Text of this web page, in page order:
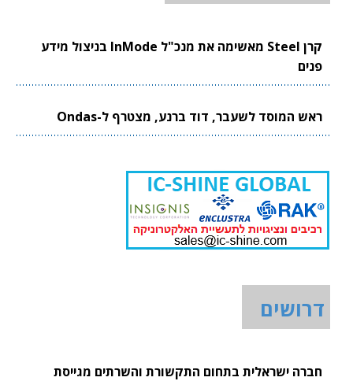
קרן Steel מאשימה את מנכ"ל InMode בניצול מידע
פנים
ראש המוסד לשעבר, דוד ברנע, מצטרף ל-Ondas
דרושים
חברה ישראלית בתחום התקשורת והשרתים מגייסת